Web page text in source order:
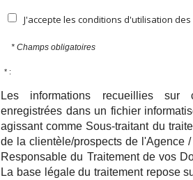
J'accepte les conditions d'utilisation
* Champs obligatoires
* :
Les informations recueillies sur
enregistrées dans un fichier
agissant comme Sous-traitant du
de la clientèle/prospects de l'Agence
Responsable du Traitement de vos
La base légale du traitement repose